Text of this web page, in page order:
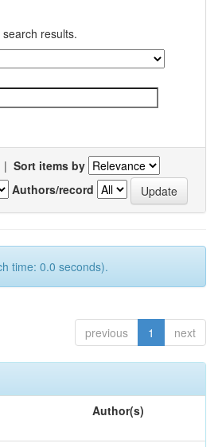
results.
| Sort items by
Authors/record
time: 0.0 seconds).
previous 1 next
Author(s)